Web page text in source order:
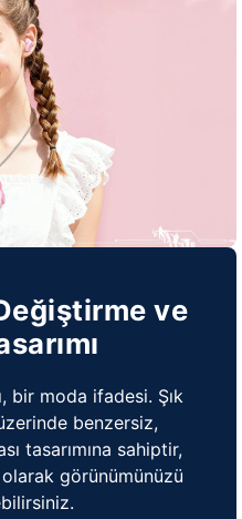
ve
bir moda ifadesi. Şık
benzersiz,
tasarımına sahiptir,
görünümünüzü